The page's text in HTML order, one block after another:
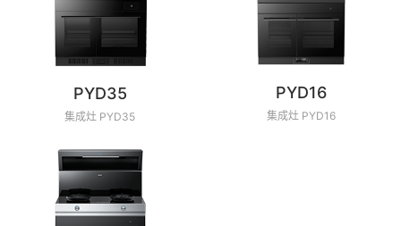
PYD35
集成灶 PYD35
PYD16
集成灶 PYD16